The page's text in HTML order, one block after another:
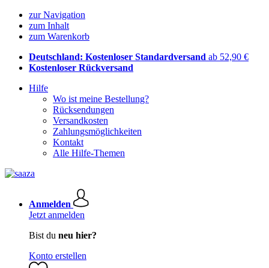
zur Navigation
zum Inhalt
zum Warenkorb
Deutschland: Kostenloser Standardversand ab 52,90 €
Kostenloser Rückversand
Hilfe
Wo ist meine Bestellung?
Rücksendungen
Versandkosten
Zahlungsmöglichkeiten
Kontakt
Alle Hilfe-Themen
Anmelden
Jetzt anmelden
Bist du neu hier?
Konto erstellen